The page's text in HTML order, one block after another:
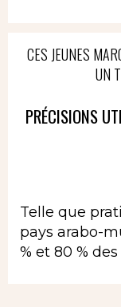
CES JEUNES
UN
PRÉCISIONS
Telle que
pays arabo-
% et 80 % des